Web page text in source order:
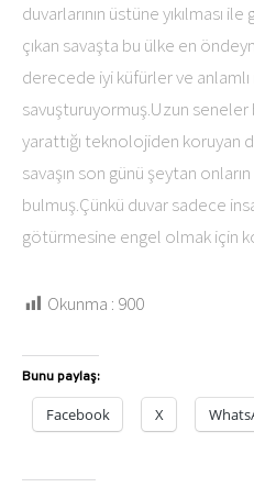
duvarlarının üstüne yıkılması
çıkan savaşta bu ülke en
derecede iyi küfürler ve
savuşturuyormuş.Uzun seneler
yarattığı teknolojiden koruyan
savaşın son günü şeytan
bulmuş.Çünkü duvar sadece
götürmesine engel olmak için
Okunma : 900
Bunu paylaş:
Facebook X